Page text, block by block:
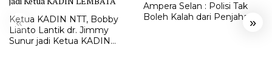
« »
Ketua KADIN NTT, Bobby
Lianto Lantik dr. Jimmy
Sunur jadi Ketua KADIN
Ampera Selan : Polisi Tak
Boleh Kalah dari Penjahat